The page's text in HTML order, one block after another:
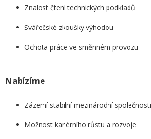
Znalost čtení technických podkladů
Svářečské zkoušky výhodou
Ochota práce ve směnném provozu
Nabízíme
Zázemí stabilní mezinárodní společnosti
Možnost kariérního růstu a rozvoje